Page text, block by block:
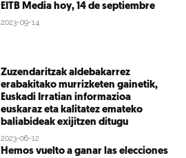
EITB Media hoy, 14 de septiembre
2023-09-14
Zuzendaritzak aldebakarrez
erabakitako murrizketen gainetik,
Euskadi Irratian informazioa
euskaraz eta kalitatez emateko
baliabideak exijitzen ditugu
2023-06-12
Hemos vuelto a ganar las elecciones